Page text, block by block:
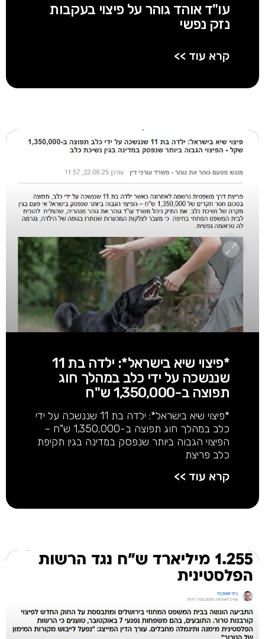
עו"ד אוהד גוהר על פיצוי בעקבות
נזק נפשי
קרא עוד >>
*פיצוי שיא בישראל*: ילדה בת 11
שננשכה על ידי כלב במהלך חוג
תפוצה ב-1,350,000 ש"ח
*פיצוי שיא בישראל*: ילדה בת 11 שננשכה על ידי
כלב במהלך חוג תפוצה ב-1,350,000 ש"ח –
הפיצוי הגבוה ביותר שנפסק במדינה בגין תקיפת
כלב פריצת
קרא עוד >>